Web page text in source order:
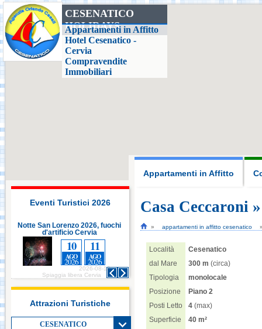
CESENATICO
HOLIDAYS
Appartamenti in Affitto
Hotel Cesenatico -
Cervia
Compravendite
Immobiliari
Appartamenti in Affitto
Eventi Turistici 2026
Notte San Lorenzo 2026, fuochi
d'artificio Cervia
10
AGO
2026
11
AGO
2026
2026-08-10
Spiaggia libera Cervia
Notte San Lorenzo 2026, fuochi
d'artificio Cervia
10
2026
11
2026
2026-08-10
Spiaggia libera Cervia
Attrazioni Turistiche
CESENATICO
Casa delle Farfalle,
Milano Marittima
Adriatic Golf Club
Cervia - Milano
Marittima
Parco Oltremare -
Fiabilandia Rimini
Italia in Miniatura -
Rimini
Le Navi Acquario -
Cattolica
Casa Ceccaroni
appartamenti in affitto cesenatico
Località
Cesenatico
dal Mare
300 m (circa)
Tipologia
monolocale
Posizione
Piano 2
Posti Letto
4 (max)
Superficie
40 m²